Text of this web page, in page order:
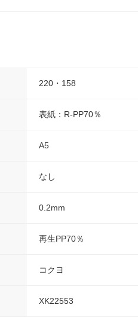
220・158
表紙：R-PP70％
A5
なし
0.2mm
再生PP70％
コクヨ
XK22553